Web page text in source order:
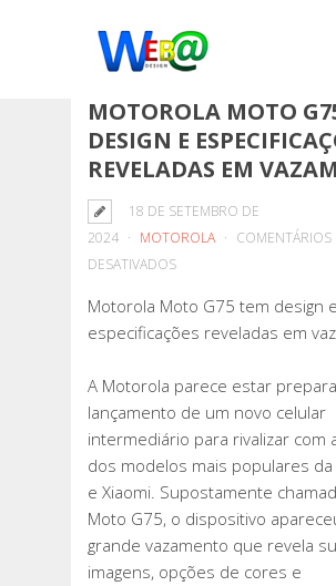
MOTOROLA MOTO
DESIGN E
REVELADAS EM
18 DE SETEMBRO DE
2024
MOTOROLA
COMENTÁRIOS
DESATIVADOSEM
MOTO
G75
DESIGN
E
ESPECIFICAÇÕES
REVELADAS
EM
VAZAMENTO
Motorola Moto G75 tem design e
especificações reveladas em
A Motorola parece estar
lançamento de um novo celular
intermediário para rivalizar com
dos modelos mais populares da
e Xiaomi. Supostamente
Moto G75, o dispositivo
grande vazamento que revela
imagens, opções de cores e